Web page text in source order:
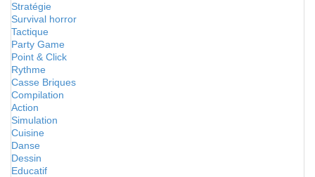
Stratégie
Survival horror
Tactique
Party Game
Point & Click
Rythme
Casse Briques
Compilation
Action
Simulation
Cuisine
Danse
Dessin
Educatif